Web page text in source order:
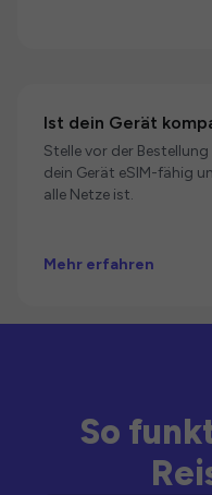
Ist dein Gerät
Stelle vor der
dein Gerät eSIM-fähig
alle Netze ist.
Mehr erfahren
So